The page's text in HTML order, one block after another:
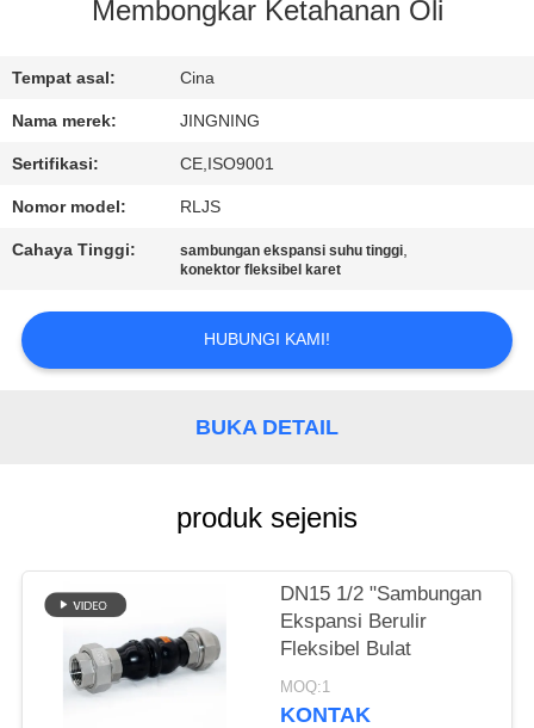
PABRIK
KONTROL
KUALITAS
HUBUNGI
KAMI
BERITA
PENAWARAN
KEBIJAKAN
PRIVASI
Membongkar Ketahanan Oli
Tempat asal: Cina
Nama merek: JINGNING
Sertifikasi: CE,ISO9001
Nomor model: RLJS
Cahaya Tinggi: sambungan ekspansi suhu tinggi,
konektor fleksibel karet
HUBUNGI KAMI!
BUKA DETAIL
produk sejenis
DN15 1/2 "Sambungan
Ekspansi Berulir
Fleksibel Bulat
MOQ:1
KONTAK